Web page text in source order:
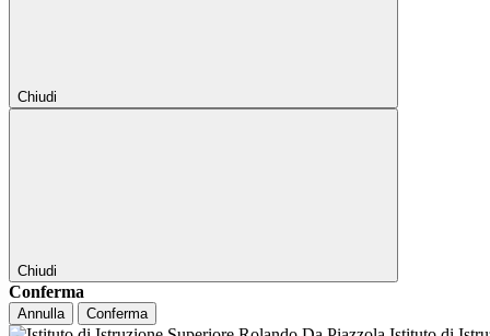
Chiudi
Chiudi
Conferma
Annulla Conferma